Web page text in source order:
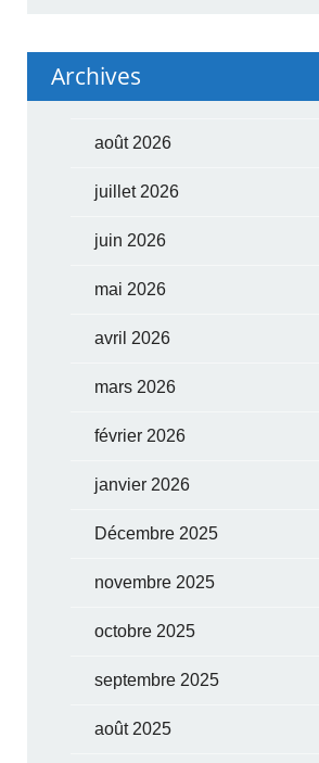
Archives
août 2026
juillet 2026
juin 2026
mai 2026
avril 2026
mars 2026
février 2026
janvier 2026
Décembre 2025
novembre 2025
octobre 2025
septembre 2025
août 2025